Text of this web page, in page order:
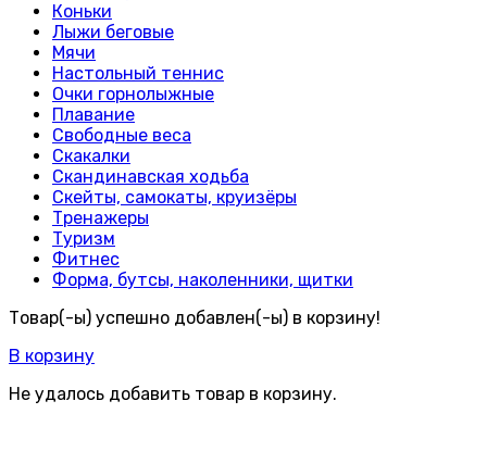
Коньки
Лыжи беговые
Мячи
Настольный теннис
Очки горнолыжные
Плавание
Свободные веса
Скакалки
Скандинавская ходьба
Скейты, самокаты, круизёры
Тренажеры
Туризм
Фитнес
Форма, бутсы, наколенники, щитки
Товар(-ы) успешно добавлен(-ы) в корзину!
В корзину
Не удалось добавить товар в корзину.